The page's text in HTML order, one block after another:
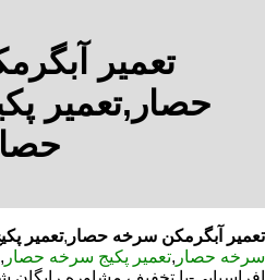
تعمیر
حصار,تعمیر
تعمیر آبگرمکن سرخه حصار ,تعمیر
سرخه حصار ,تعمیر پکیج سرخه حصار